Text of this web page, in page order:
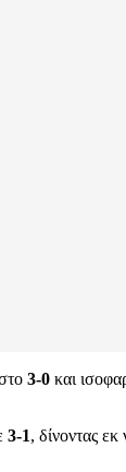
3-0 και
3-1, δίνοντας